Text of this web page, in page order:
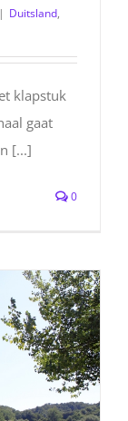
| Duitsland,
klapstuk
gaat
[...]
0